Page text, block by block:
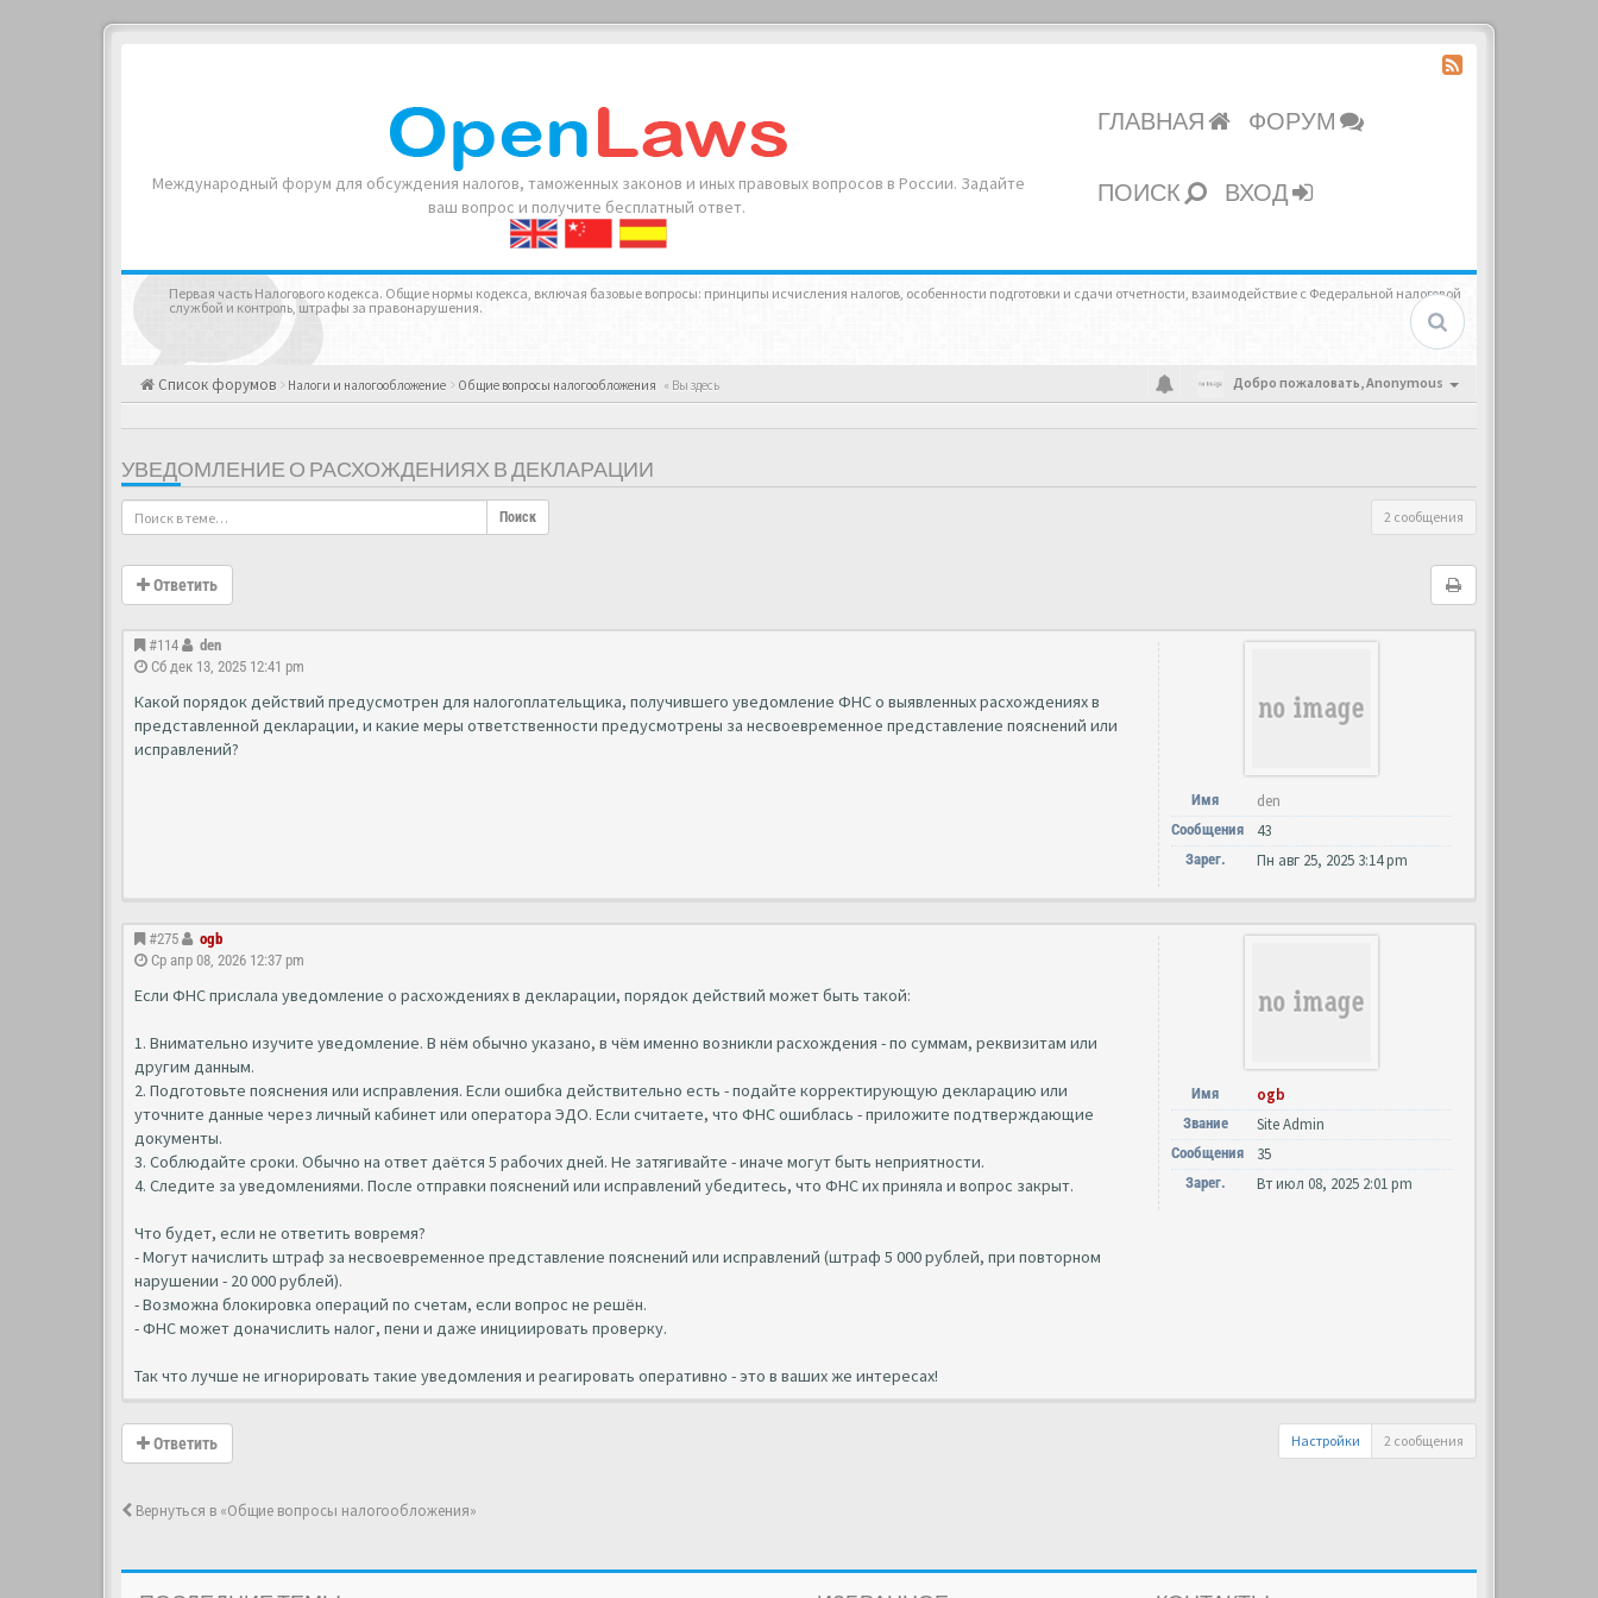
Международный форум для обсуждения налогов, таможенных законов и иных правовых вопросов в России. Задайте
ваш вопрос и получите бесплатный ответ.
ГЛАВНАЯ ФОРУМ
ПОИСК ВХОД
Первая часть Налогового кодекса. Общие нормы кодекса, включая базовые вопросы: принципы исчисления налогов, особенности подготовки и сдачи отчетности, взаимодействие с Федеральной налоговой
службой и контроль, штрафы за правонарушения.
Список форумов Налоги и налогообложение Общие вопросы налогообложения « Вы здесь Добро пожаловать,Anonymous
УВЕДОМЛЕНИЕ О РАСХОЖДЕНИЯХ В ДЕКЛАРАЦИИ
Поиск 2 сообщения
Ответить
#114
den
Сб дек 13, 2025 12:41 pm
Какой порядок действий предусмотрен для налогоплательщика, получившего уведомление ФНС о выявленных расхождениях в
представленной декларации, и какие меры ответственности предусмотрены за несвоевременное представление пояснений или
исправлений?
Имя den
Сообщения 43
Зарег. Пн авг 25, 2025 3:14 pm
#275
ogb
Ср апр 08, 2026 12:37 pm
Если ФНС прислала уведомление о расхождениях в декларации, порядок действий может быть такой:
1. Внимательно изучите уведомление. В нём обычно указано, в чём именно возникли расхождения - по суммам, реквизитам или
другим данным.
2. Подготовьте пояснения или исправления. Если ошибка действительно есть - подайте корректирующую декларацию или
уточните данные через личный кабинет или оператора ЭДО. Если считаете, что ФНС ошиблась - приложите подтверждающие
документы.
3. Соблюдайте сроки. Обычно на ответ даётся 5 рабочих дней. Не затягивайте - иначе могут быть неприятности.
4. Следите за уведомлениями. После отправки пояснений или исправлений убедитесь, что ФНС их приняла и вопрос закрыт.
Что будет, если не ответить вовремя?
- Могут начислить штраф за несвоевременное представление пояснений или исправлений (штраф 5 000 рублей, при повторном
нарушении - 20 000 рублей).
- Возможна блокировка операций по счетам, если вопрос не решён.
- ФНС может доначислить налог, пени и даже инициировать проверку.
Так что лучше не игнорировать такие уведомления и реагировать оперативно - это в ваших же интересах!
Имя ogb
Звание Site Admin
Сообщения 35
Зарег. Вт июл 08, 2025 2:01 pm
Ответить Настройки 2 сообщения
Вернуться в «Общие вопросы налогообложения»